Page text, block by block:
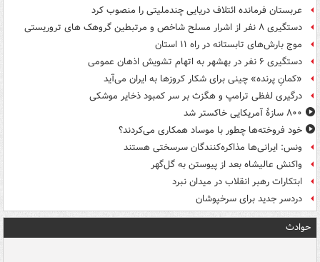
عربستان فرمانده ائتلاف دریایی چندملیتی را منصوب کرد
دستگیری ۸ نفر از اشرار مسلح شاخص و مرتبطین گروهک های تروریستی
موج بارش‌های تابستانه در راه ۱۱ استان
دستگیری ۶ نفر در بهشهر به اتهام تشویش اذهان عمومی
«کمانِ پرنده» چینی برای شکار کروزها به ایران می‌آید
درگیری لفظی ترامپ و هگزث بر سر کمبود ذخایر موشکی
۸۰۰ سازۀ آمریکایی خاکستر شد
خود فروخته‌ها چطور با موساد همکاری می‌کردند؟
ونس: ایرانی‌ها مذاکره‌کنندگان سرسختی هستند
واکنش عالیشاه بعد از پیوستن به گل‌گهر
ابتکارات رهبر انقلاب در میدان نبرد
دردسر جدید برای سرخپوشان
حوادث